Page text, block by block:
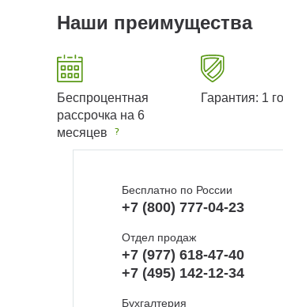
Наши преимущества
Беспроцентная
рассрочка на 6
месяцев
Гарантия: 1
Бесплатно по России
+7 (800) 777-04-23
Отдел продаж
+7 (977) 618-47-40
+7 (495) 142-12-34
Бухгалтерия